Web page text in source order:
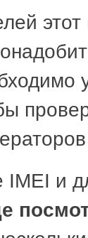
IMEI и